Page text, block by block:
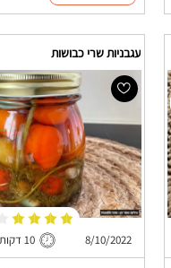
עגבניות שרי כבושות
8/10/2022 10 דקות